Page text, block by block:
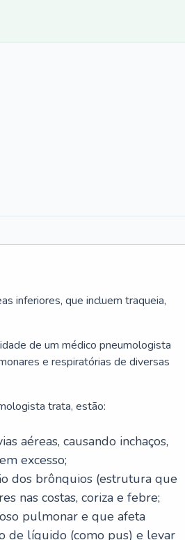
inferiores, que incluem traqueia,
de um médico pneumologista
e respiratórias de diversas
trata, estão:
aéreas, causando inchaços,
excesso;
dos brônquios (estrutura que
nas costas, coriza e febre;
pulmonar e que afeta
de líquido (como pus) e levar